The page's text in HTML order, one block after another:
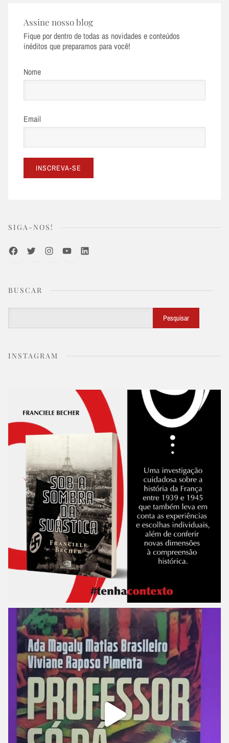
Assine nosso blog
Fique por dentro de todas as novidades e conteúdos
inéditos que preparamos para você!
Nome
Email
SIGA-NOS!
FacebookTwitterInstagramYoutubeLinkedIn
BUSCAR
Pesquisar
INSTAGRAM